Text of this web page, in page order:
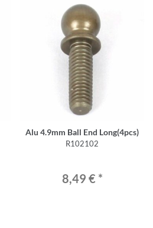
Alu 4.9mm Ball End Long(4pcs)
R102102
8,49 € *